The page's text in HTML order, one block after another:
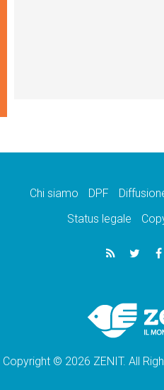
Chi siamo DPF
Status legale
Copyright © 2026 ZENIT. All